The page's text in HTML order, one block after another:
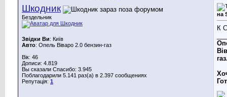
Шкодник
Бездельник
Звідки Ви: Київ
Авто: Опель Віваро 2.0 бензин-газ
Вік: 46
Дописи: 4.819
Вы сказали Спасибо: 3.945
Поблагодарили 5.141 раз(а) в 2.397 сообщениях
Репутація: 1
на
К